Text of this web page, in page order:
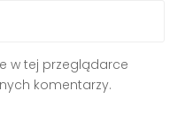
w tej przeglądarce
komentarzy.